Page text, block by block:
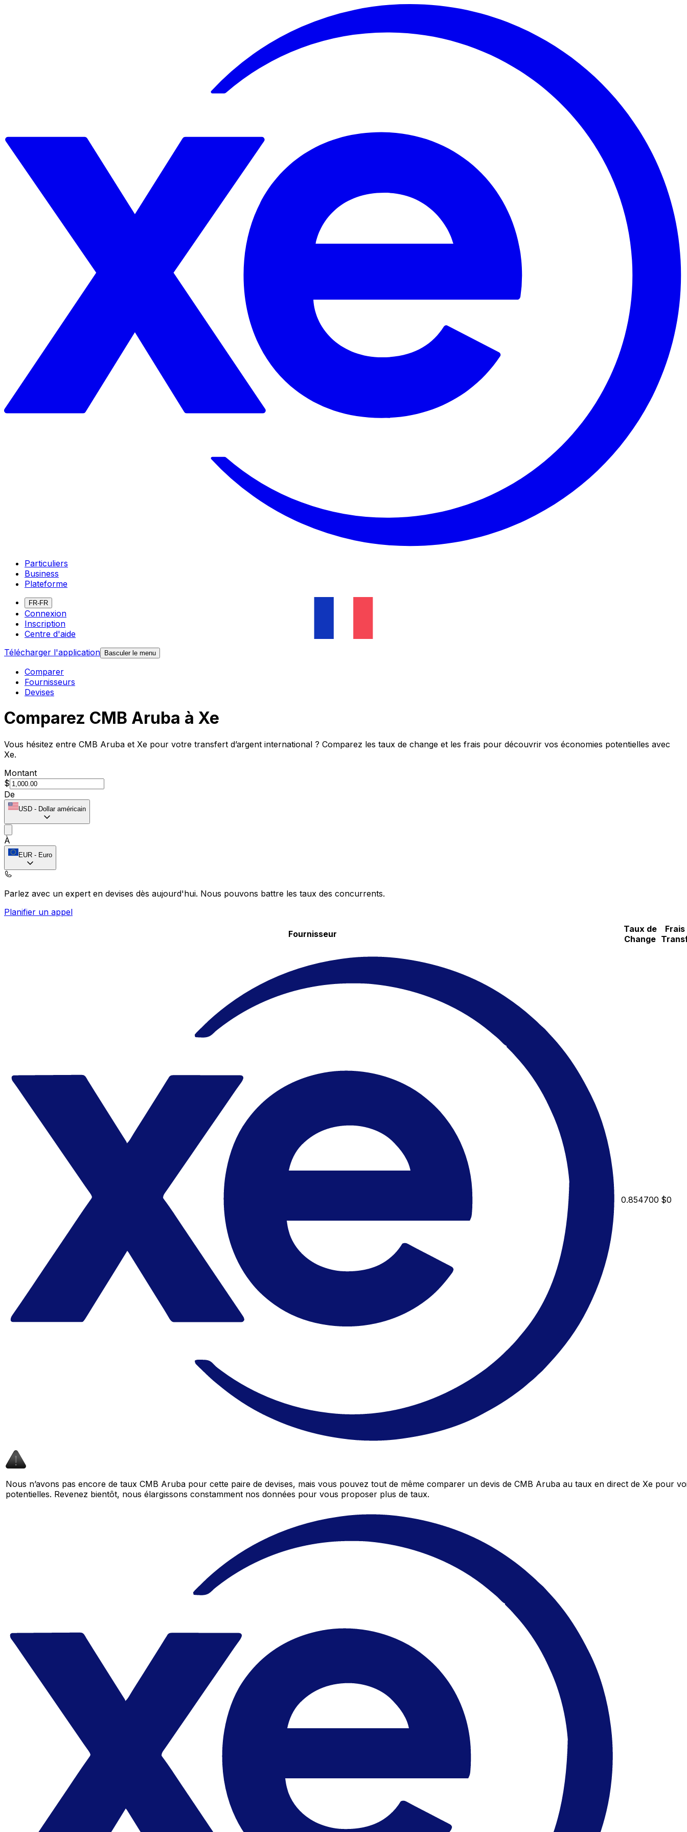
Particuliers
Business
Plateforme
FR-FR
Connexion
Inscription
Centre d'aide
Télécharger l'application Basculer le menu
Comparer
Fournisseurs
Devises
Comparez CMB Aruba à Xe
Vous hésitez entre CMB Aruba et Xe pour votre transfert d’argent international ? Comparez les taux de change et les frais pour découvrir vos économies potentielles avec
Xe.
Montant
$
De
USD - Dollar américain
À
EUR - Euro
Parlez avec un expert en devises dès aujourd'hui. Nous pouvons battre les taux des concurrents.
Planifier un appel
Fournisseur
Taux de
Change
Frais
0.854700 $0
Nous n’avons pas encore de taux CMB Aruba pour cette paire de devises, mais vous pouvez tout de même comparer un devis de CMB Aruba au taux en direct de Xe pour
potentielles. Revenez bientôt, nous élargissons constamment nos données pour vous proposer plus de taux.